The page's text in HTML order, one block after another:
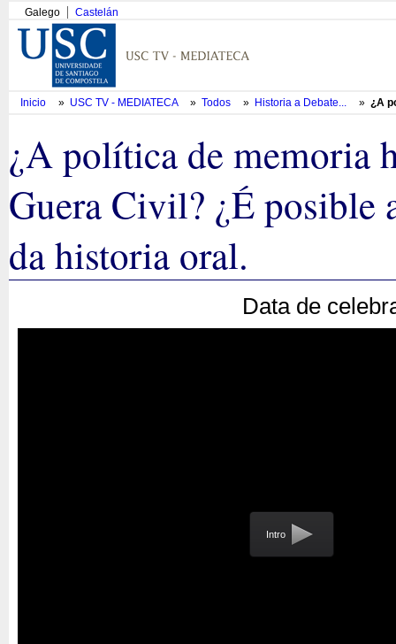
Galego Castelán
Inicio » USC TV - MEDIATECA » Todos » Historia a Debate... » ¿A
¿A política de memoria
Guera Civil? ¿É posible
da historia oral.
Data de
Intro